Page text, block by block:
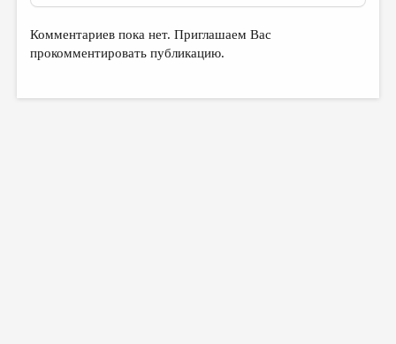
КУЛЬТУРОВЕДЕНИЕ
Комментариев пока нет. Приглашаем Вас
прокомментировать публикацию.